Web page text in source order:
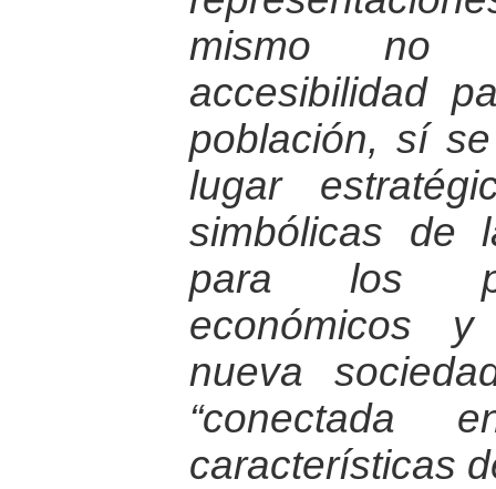
mismo no
accesibilidad
población, sí
lugar
simbólicas de
para los
económicos
nueva
características